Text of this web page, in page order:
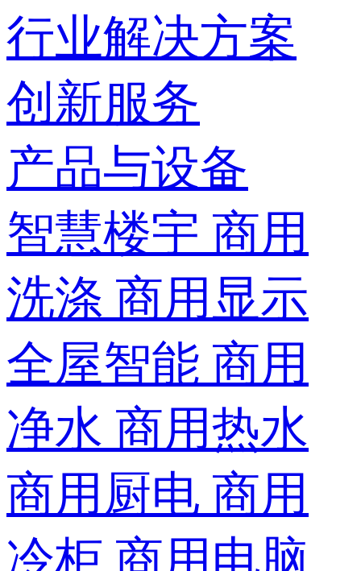
行业解决方案
创新服务
产品与设备
智慧楼宇 商用
洗涤 商用显示
全屋智能 商用
净水 商用热水
商用厨电 商用
冷柜 商用电脑